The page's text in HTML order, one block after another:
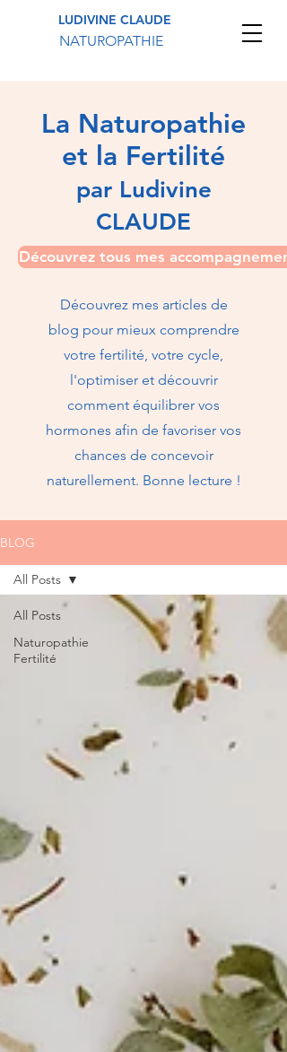
NATUROPATHIE
LUDIVINE CLAUDE
La Naturopathie
et la Fertilité
par Ludivine
CLAUDE
Découvrez tous mes
Découvrez mes articles de
blog pour mieux comprendre
votre fertilité, votre cycle,
l'optimiser et découvrir
comment équilibrer vos
hormones afin de favoriser vos
chances de concevoir
naturellement. Bonne lecture !
BLOG
All Posts
Naturopathie
Fertilité
All Posts